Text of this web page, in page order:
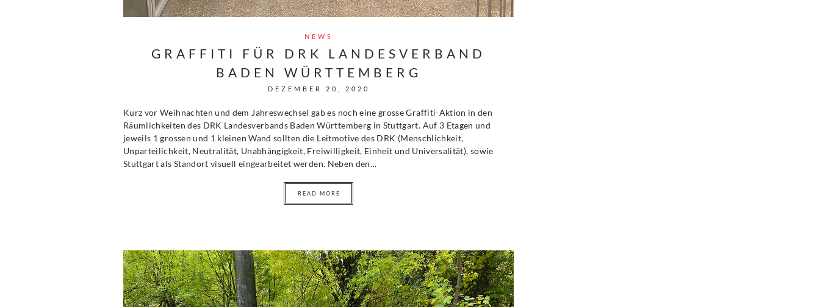
NEWS
GRAFFITI FÜR DRK LANDESVERBAND
BADEN WÜRTTEMBERG
DEZEMBER 20, 2020
Kurz vor Weihnachten und dem Jahreswechsel gab es noch eine grosse Graffiti-Aktion in den
Räumlichkeiten des DRK Landesverbands Baden Württemberg in Stuttgart. Auf 3 Etagen und
jeweils 1 grossen und 1 kleinen Wand sollten die Leitmotive des DRK (Menschlichkeit,
Unparteilichkeit, Neutralität, Unabhängigkeit, Freiwilligkeit, Einheit und Universalität), sowie
Stuttgart als Standort visuell eingearbeitet werden. Neben den…
READ MORE